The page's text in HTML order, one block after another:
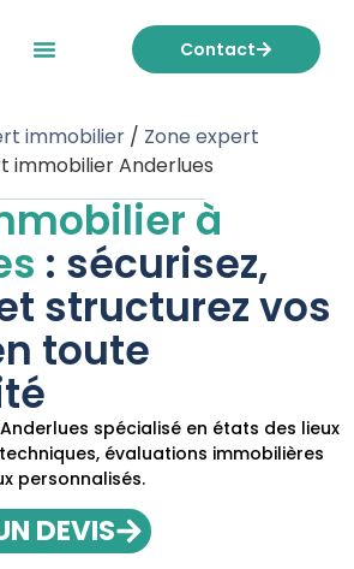
Contact
à
: sécurisez,
structurez vos
toute
spécialisé en états des lieux
évaluations immobilières
personnalisés.
DEVIS
immobilier / Zone expert
immobilier Anderlues